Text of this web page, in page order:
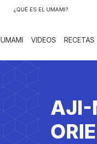
¿QUÉ ES EL UMAMI?
UMAMI
VIDEOS RECETAS
AJI-